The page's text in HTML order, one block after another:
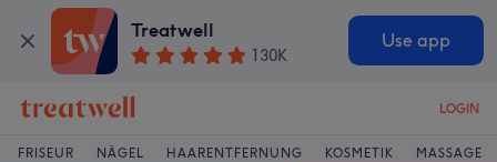
Treatwell
130K
Use app
LOGIN
FRISEUR NÄGEL HAARENTFERNUNG KOSMETIK MASSAGE